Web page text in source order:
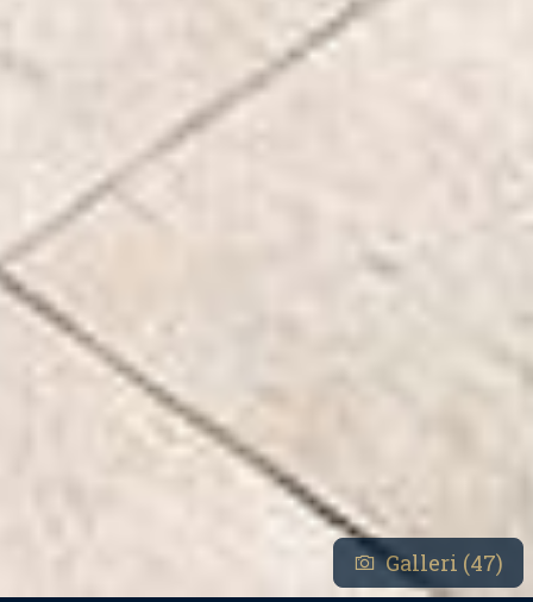
Galleri (47)